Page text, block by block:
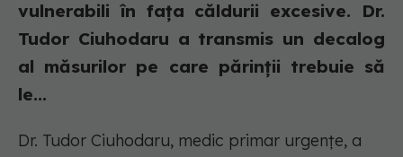
vulnerabili în fața căldurii excesive. Dr.
Tudor Ciuhodaru a transmis un decalog
al măsurilor pe care părinții trebuie să
le...
Dr. Tudor Ciuhodaru, medic primar urgențe, a